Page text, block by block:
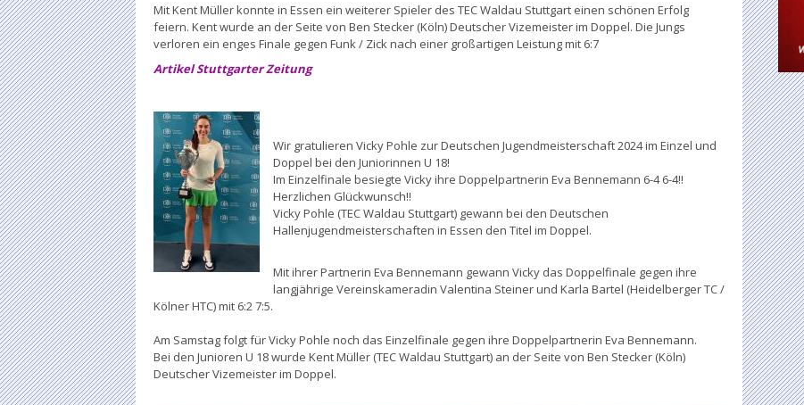
Mit Kent Müller konnte in Essen ein weiterer Spieler des TEC Waldau Stuttgart einen schönen Erfolg
feiern. Kent wurde an der Seite von Ben Stecker (Köln) Deutscher Vizemeister im Doppel. Die Jungs
verloren ein enges Finale gegen Funk / Zick nach einer großartigen Leistung mit 6:7
Artikel Stuttgarter Zeitung
Wir gratulieren Vicky Pohle zur Deutschen Jugendmeisterschaft 2024 im Einzel und
Doppel bei den Juniorinnen U 18!
Im Einzelfinale besiegte Vicky ihre Doppelpartnerin Eva Bennemann 6-4 6-4!!
Herzlichen Glückwunsch!!
Vicky Pohle (TEC Waldau Stuttgart) gewann bei den Deutschen
Hallenjugendmeisterschaften in Essen den Titel im Doppel.
Mit ihrer Partnerin Eva Bennemann gewann Vicky das Doppelfinale gegen ihre
langjährige Vereinskameradin Valentina Steiner und Karla Bartel (Heidelberger TC /
Kölner HTC) mit 6:2 7:5.
Am Samstag folgt für Vicky Pohle noch das Einzelfinale gegen ihre Doppelpartnerin Eva Bennemann.
Bei den Junioren U 18 wurde Kent Müller (TEC Waldau Stuttgart) an der Seite von Ben Stecker (Köln)
Deutscher Vizemeister im Doppel.